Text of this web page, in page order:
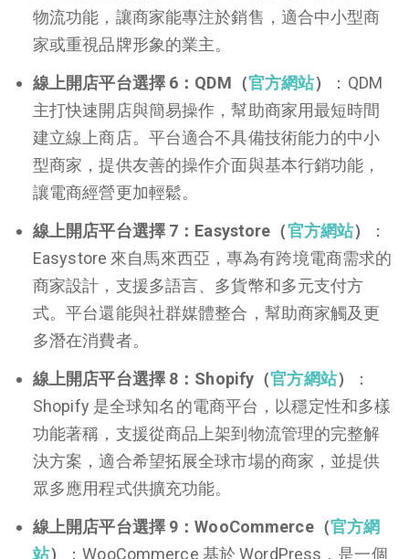
物流功能，讓商家能專注於銷售，適合中小型商
家或重視品牌形象的業主。
線上開店平台選擇 6：QDM（官方網站）
：QDM
主打快速開店與簡易操作，幫助商家用最短時間
建立線上商店。平台適合不具備技術能力的中小
型商家，提供友善的操作介面與基本行銷功能，
讓電商經營更加輕鬆。
線上開店平台選擇 7：Easystore（官方網站）
：
Easystore 來自馬來西亞，專為有跨境電商需求的
商家設計，支援多語言、多貨幣和多元支付方
式。平台還能與社群媒體整合，幫助商家觸及更
多潛在消費者。
線上開店平台選擇 8：Shopify（官方網站）
：
Shopify 是全球知名的電商平台，以穩定性和多樣
功能著稱，支援從商品上架到物流管理的完整解
決方案，適合希望拓展全球市場的商家，並提供
眾多應用程式供擴充功能。
線上開店平台選擇 9：WooCommerce（官方網
站） ：WooCommerce 基於 WordPress，是一個